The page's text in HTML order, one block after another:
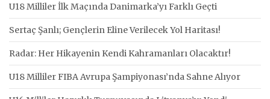
U18 Milliler İlk Maçında Danimarka’yı Farklı Geçti
Sertaç Şanlı; Gençlerin Eline Verilecek Yol Haritası!
Radar: Her Hikayenin Kendi Kahramanları Olacaktır!
U18 Milliler FIBA Avrupa Şampiyonası’nda Sahne Alıyor